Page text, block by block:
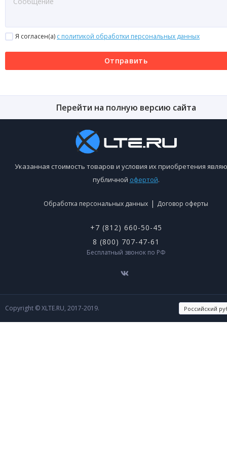
Я согласен(a) с политикой обработки персональных данных
Отправить
Перейти на полную версию сайта
Указанная стоимость товаров и условия их приобретения
публичной офертой.
Обработка персональных данных | Договор оферты
+7 (812) 660-50-45
8 (800) 707-47-61
Бесплатный звонок по РФ
Copyright © XLTE.RU, 2017-2019.